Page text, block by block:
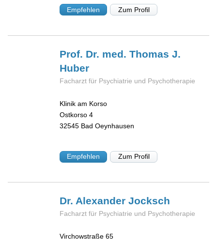
Empfehlen Zum Profil
Prof. Dr. med. Thomas J.
Huber
Facharzt für Psychiatrie und Psychotherapie
Klinik am Korso
Ostkorso 4
32545 Bad Oeynhausen
Empfehlen Zum Profil
Dr. AlexanderJocksch
Facharzt für Psychiatrie und Psychotherapie
Virchowstraße 65